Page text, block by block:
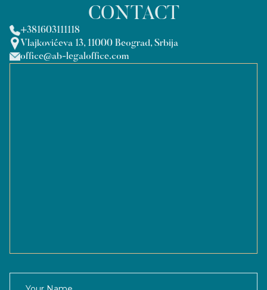
CONTACT
+381603111118
Vlajkovićeva 13, 11000 Beograd, Srbija
office@ab-legaloffice.com